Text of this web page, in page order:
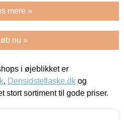
mere »
nu »
i øjeblikket er
, Densidsteflaske.dk og
stort sortiment til gode priser.